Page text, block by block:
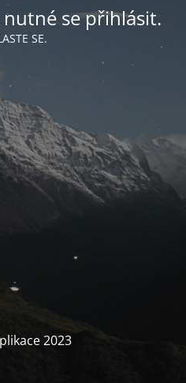
se přihlásit.
SE.
2023